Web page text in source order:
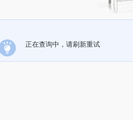
正在查询中，请刷新重试